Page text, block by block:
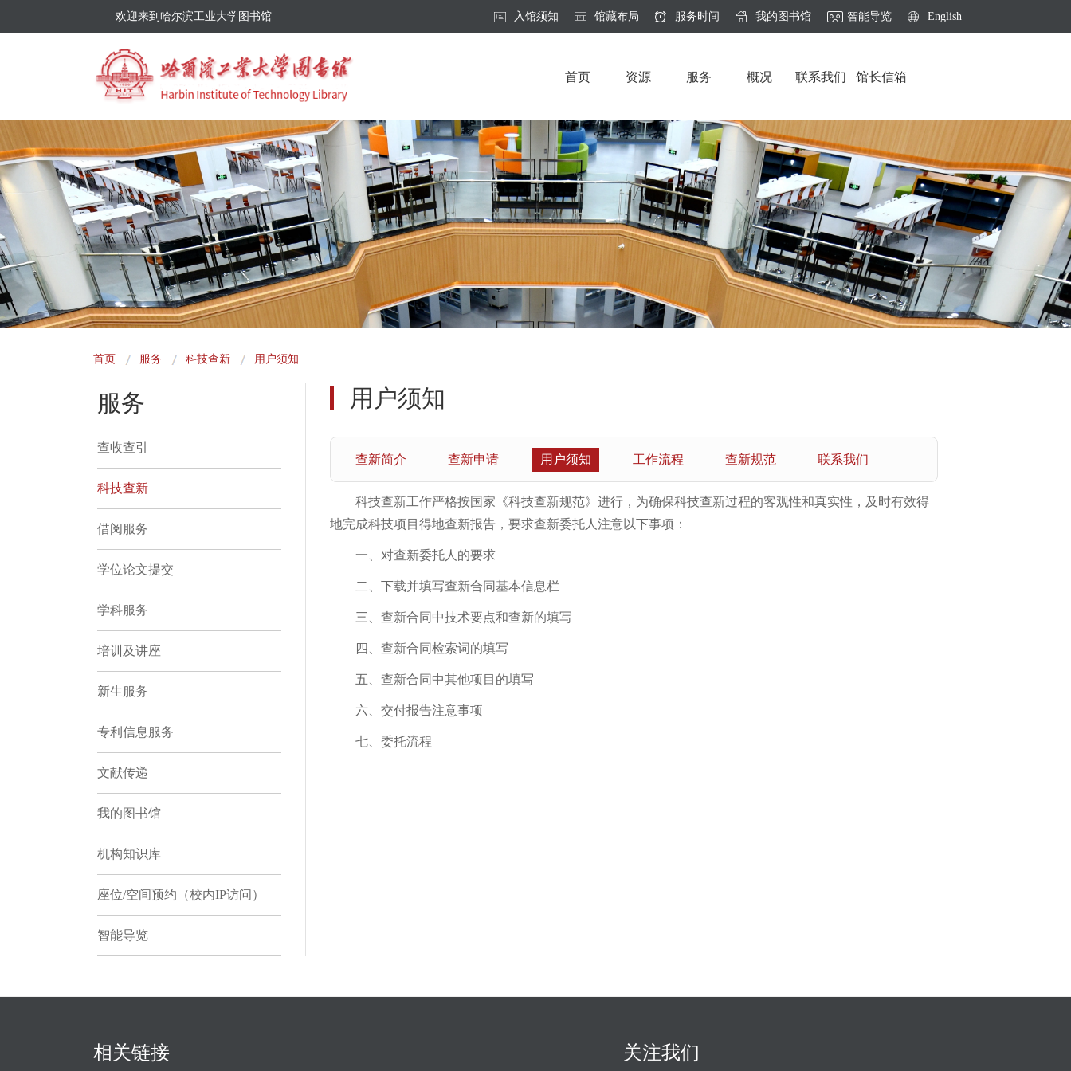
欢迎来到哈尔滨工业大学图书馆 入馆须知 馆藏布局 服务时间 我的图书馆 智能导览 English
首页 资源 服务 概况 联系我们 馆长信箱
包
首页 服务 科技查新 用户须知
服务
查收查引
科技查新
借阅服务
学位论文提交
学科服务
培训及讲座
新生服务
专利信息服务
文献传递
我的图书馆
机构知识库
座位/空间预约（校内IP访问）
智能导览
用户须知
查新简介 查新申请 用户须知 工作流程 查新规范 联系我们
科技查新工作严格按国家《科技查新规范》进行，为确保科技查新过程的客观性和真实性，及时有效得
地完成科技项目得地查新报告，要求查新委托人注意以下事项：
一、对查新委托人的要求
二、下载并填写查新合同基本信息栏
三、查新合同中技术要点和查新的填写
四、查新合同检索词的填写
五、查新合同中其他项目的填写
六、交付报告注意事项
七、委托流程
相关链接 关注我们